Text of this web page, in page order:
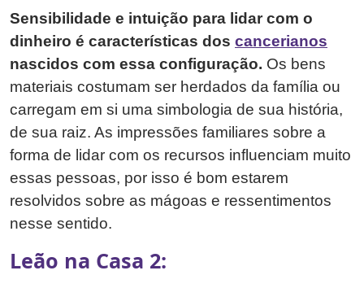
Sensibilidade e intuição para lidar com o
dinheiro é características dos cancerianos
nascidos com essa configuração. Os bens
materiais costumam ser herdados da família ou
carregam em si uma simbologia de sua história,
de sua raiz. As impressões familiares sobre a
forma de lidar com os recursos influenciam muito
essas pessoas, por isso é bom estarem
resolvidos sobre as mágoas e ressentimentos
nesse sentido.
Leão na Casa 2: